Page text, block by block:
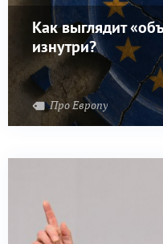
Как выглядит
изнутри?
Про Европу